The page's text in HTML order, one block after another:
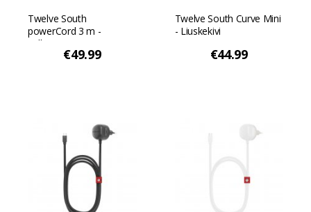
Twelve South
powerCord 3 m -
Valkoinen/Dyyni
€49.99
Twelve South Curve Mini
- Liuskekivi
€44.99